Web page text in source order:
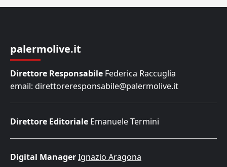
palermolive.it
Direttore Responsabile Federica Raccuglia
email: direttoreresponsabile@palermolive.it
Direttore Editoriale Emanuele Termini
Digital ManagerIgnazio Aragona